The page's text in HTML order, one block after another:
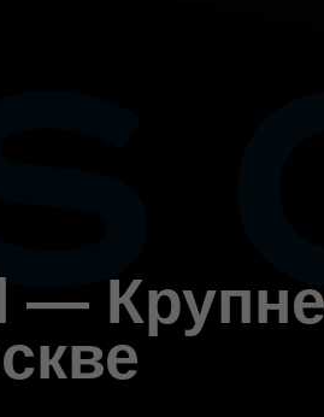
—